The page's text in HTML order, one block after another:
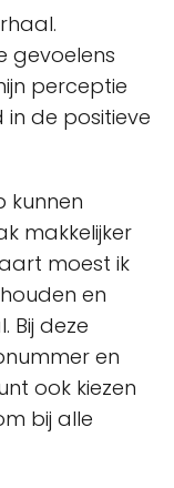
gevoelens
perceptie
de positieve
kunnen
makkelijker
moest ik
en
Bij deze
en
ook kiezen
bij alle